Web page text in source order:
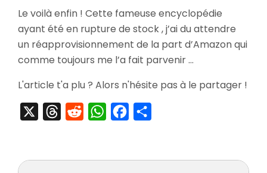
Le voilà enfin ! Cette fameuse encyclopédie
ayant été en rupture de stock , j’ai du attendre
un réapprovisionnement de la part d’Amazon qui
comme toujours me l’a fait parvenir …
L'article t'a plu ? Alors n'hésite pas à le partager !
ThreadsRedditWhatsAppFacebook